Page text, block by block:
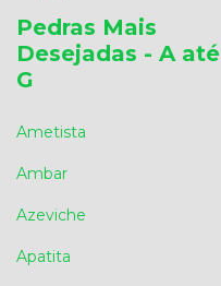
Pedras Mais
Desejadas - A até
G
Ametista
Ambar
Azeviche
Apatita